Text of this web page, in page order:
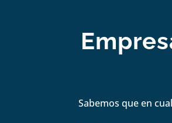
Sabemos que en